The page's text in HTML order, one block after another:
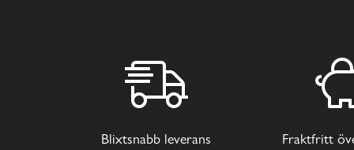
Blixtsnabb leverans Fraktfritt